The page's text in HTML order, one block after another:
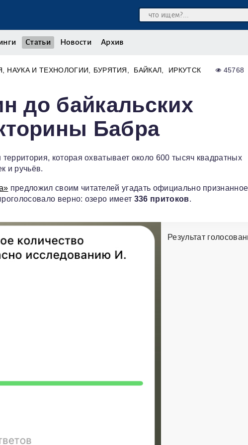
Статьи Новости Архив
НАУКА И ТЕХНОЛОГИИ БУРЯТИЯ БАЙКАЛ ИРКУТСК
45768
до байкальских
Бабра
которая охватывает около 600 тысяч квадратных
и ручьёв.
предложил своим читателей угадать официально
верно: озеро имеет 336 притоков.
Результат